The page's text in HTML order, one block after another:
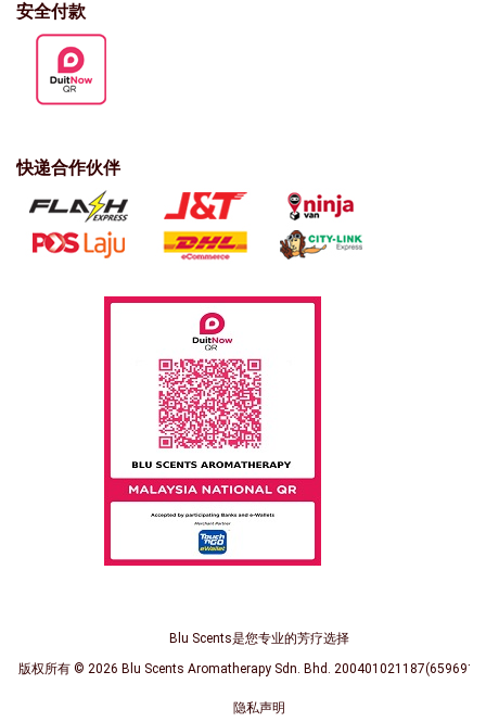
安全付款
快递合作伙伴
Blu Scents是您专业的芳疗选择
版权所有 © 2026 Blu Scents Aromatherapy Sdn. Bhd. 200401021187(659691-
隐私声明